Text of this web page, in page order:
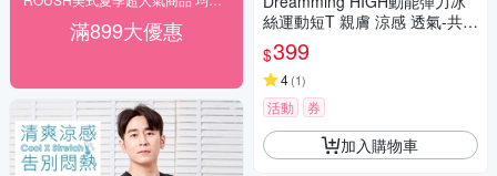
滿899大優惠
絲運動短T 親膚 涼感 透氣-共二
色
$399
4(1)
活動 券
加入購物車